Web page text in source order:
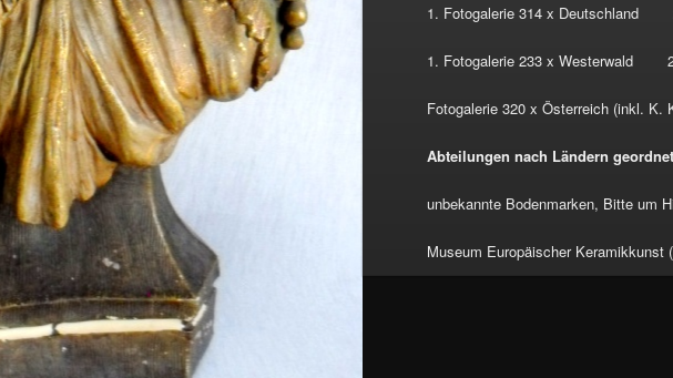
1. Fotogalerie 314 x Deutschland
1. Fotogalerie 233 x Westerwald
Fotogalerie 320 x Österreich (inkl. K.
Abteilungen nach Ländern geordnet
unbekannte Bodenmarken, Bitte um
Museum Europäischer